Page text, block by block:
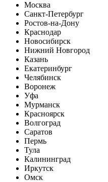
Москва
Санкт-Петербург
Ростов-на-Дону
Краснодар
Новосибирск
Нижний Новгород
Казань
Екатеринбург
Челябинск
Воронеж
Уфа
Мурманск
Красноярск
Волгоград
Саратов
Пермь
Тула
Калининград
Иркутск
Омск